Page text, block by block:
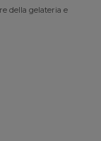
della gelateria e